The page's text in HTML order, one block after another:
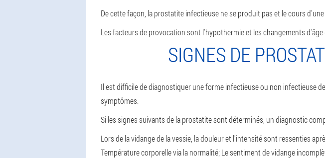
De cette façon, la prostatite infectieuse ne se produit pas et le cours
Les facteurs de provocation sont l'hypothermie et les changements d'âge
SIGNES DE
Il est difficile de diagnostiquer une forme infectieuse ou non infectieuse
symptômes.
Si les signes suivants de la prostatite sont déterminés, un diagnostic
Lors de la vidange de la vessie, la douleur et l'intensité sont ressenties
Température corporelle via la normalité;Le sentiment de vidange